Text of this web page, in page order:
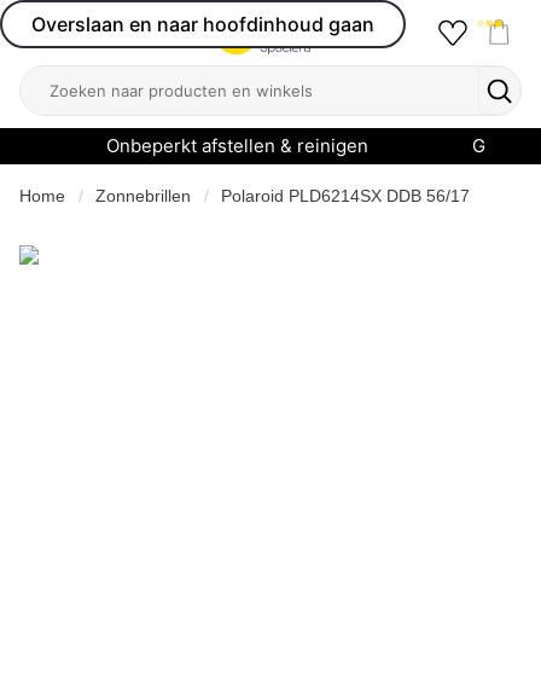
Overslaan en naar hoofdinhoud gaan
Open menu
Zoeken
Onbeperkt afstellen & reinigen
Home Zonnebrillen Polaroid PLD6214SX DDB 56/17